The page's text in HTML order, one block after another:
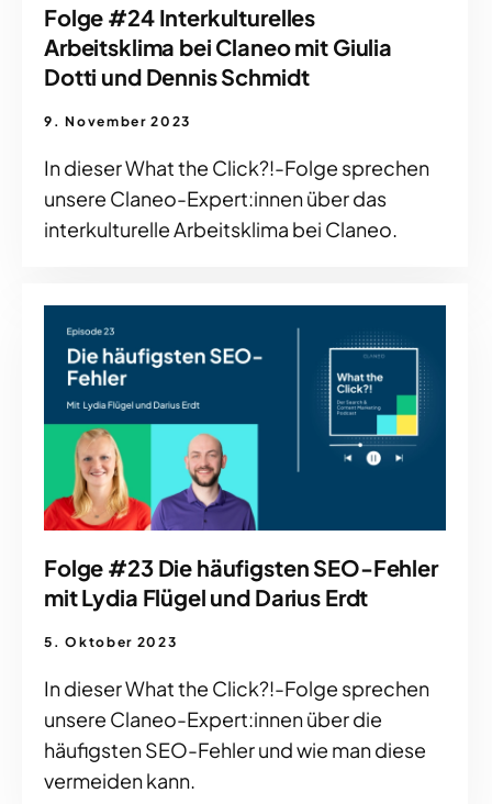
Folge #24 Interkulturelles
Arbeitsklima bei Claneo mit Giulia
Dotti und Dennis Schmidt
9. November 2023
In dieser What the Click?!-Folge sprechen
unsere Claneo-Expert:innen über das
interkulturelle Arbeitsklima bei Claneo.
Folge #23 Die häufigsten SEO-Fehler
mit Lydia Flügel und Darius Erdt
5. Oktober 2023
In dieser What the Click?!-Folge sprechen
unsere Claneo-Expert:innen über die
häufigsten SEO-Fehler und wie man diese
vermeiden kann.